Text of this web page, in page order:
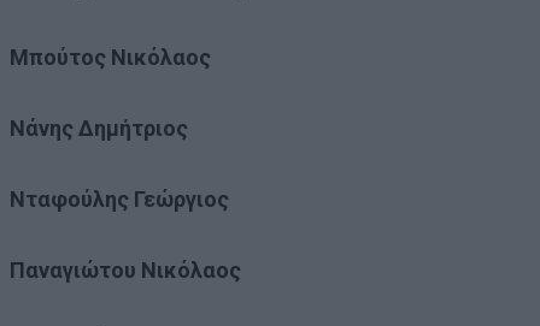
Μπούτος Νικόλαος
Νάνης Δημήτριος
Νταφούλης Γεώργιος
Παναγιώτου Νικόλαος